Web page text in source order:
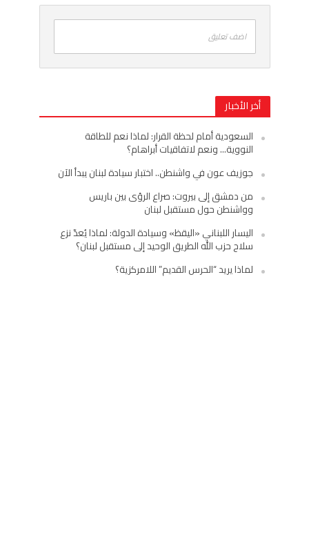
اضف تعليق
أخر الأخبار
السعودية أمام لحظة القرار: لماذا نعم للطاقة
النووية… ونعم لاتفاقيات أبراهام؟
جوزيف عون في واشنطن.. اختبار سيادة لبنان يبدأ الآن
من دمشق إلى بيروت: صراع الرؤى بين باريس
وواشنطن حول مستقبل لبنان
اليسار اللبناني «اليقظ» وسيادة الدولة: لماذا يُعدّ نزع
سلاح حزب الله الطريق الوحيد إلى مستقبل لبنان؟
لماذا يريد “الحرس القديم” اللامركزية؟